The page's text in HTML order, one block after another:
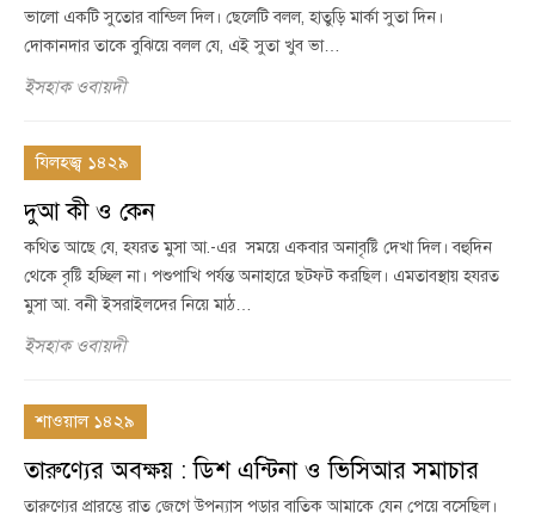
ভালো একটি সুতোর বান্ডিল দিল। ছেলেটি বলল, হাতুড়ি মার্কা সুতা দিন।
দোকানদার তাকে বুঝিয়ে বলল যে, এই সুতা খুব ভা…
ইসহাক ওবায়দী
যিলহজ্ব ১৪২৯
দুআ কী ও কেন
কথিত আছে যে, হযরত মুসা আ.-এর সময়ে একবার অনাবৃষ্টি দেখা দিল। বহুদিন
থেকে বৃষ্টি হচ্ছিল না। পশুপাখি পর্যন্ত অনাহারে ছটফট করছিল। এমতাবস্থায় হযরত
মুসা আ. বনী ইসরাইলদের নিয়ে মাঠ…
ইসহাক ওবায়দী
শাওয়াল ১৪২৯
তারুণ্যের অবক্ষয় : ডিশ এন্টিনা ও ভিসিআর সমাচার
তারুণ্যের প্রারম্ভে রাত জেগে উপন্যাস পড়ার বাতিক আমাকে যেন পেয়ে বসেছিল।